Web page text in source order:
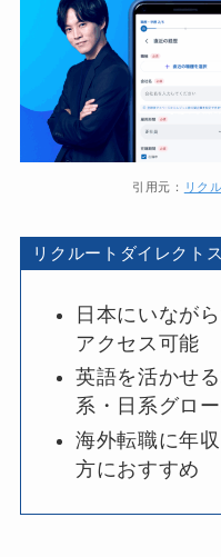
引用元： リク
リクルートダイレクト
日本にいなが
アクセス可能
英語を活かせ
系・日系グロ
海外転職に年
方におすすめ